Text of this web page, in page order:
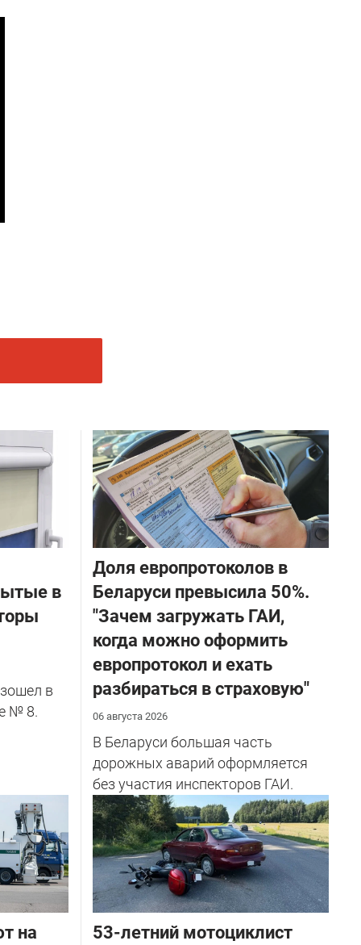
в
в
№ 8.
Доля европротоколов в
Беларуси превысила 50%.
"Зачем загружать ГАИ,
когда можно оформить
европротокол и ехать
разбираться в страховую"
06 августа 2026
В Беларуси большая часть
дорожных аварий оформляется
без участия инспекторов ГАИ.
на
53-летний мотоциклист